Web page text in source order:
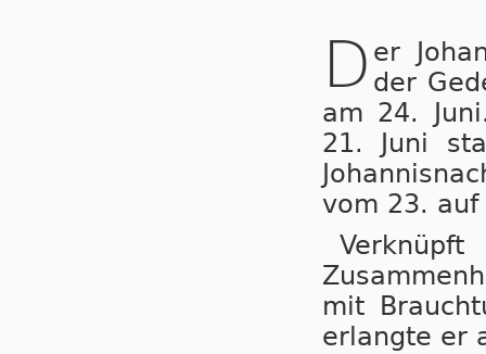
D er
der
am 24.
21. Juni
vom 23. auf
mit
erlangte er